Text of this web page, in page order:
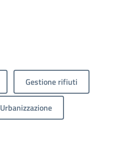
Gestione rifiuti
Urbanizzazione